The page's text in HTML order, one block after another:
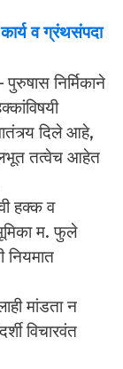
व ग्रंथसंपदा
निर्मिकाने
दिले आहे,
तत्वेच आहेत
हक्क व
म. फुले
नियमात
मांडता न
विचारवंत